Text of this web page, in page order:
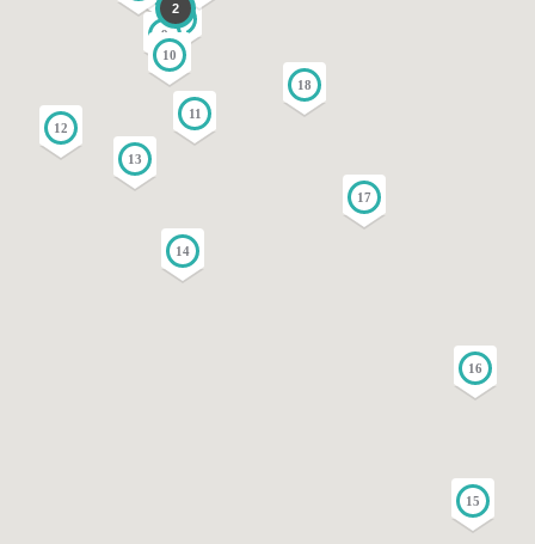
3
9
10
11
12
13
14
15
16
17
18
2